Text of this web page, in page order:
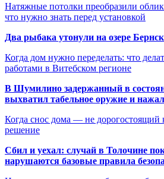
Натяжные потолки преобразили
что нужно знать перед установкой
Два рыбака утонули на озере
Когда дом нужно переделать: что
работами в Витебском регионе
В Шумилино задержанный в
выхватил табельное оружие и
Когда снос дома — не дорогостоящий
решение
Сбил и уехал: случай в Толочине
нарушаются базовые правила